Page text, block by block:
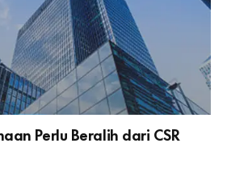
Perlu Beralih dari CSR